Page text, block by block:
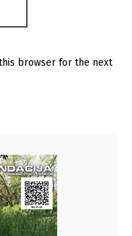
browser for the next